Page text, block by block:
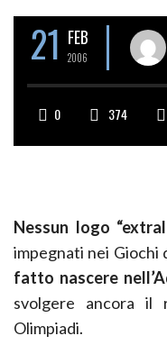
21 FEB
2006
0 374
Nessun logo
impegnati nei Giochi
fatto nascere
svolgere ancora il
Olimpiadi.